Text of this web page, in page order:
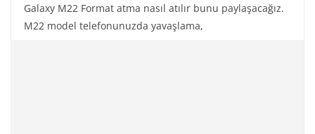
Galaxy M22 Format atma nasıl atılır bunu paylaşacağız.
M22 model telefonunuzda yavaşlama,